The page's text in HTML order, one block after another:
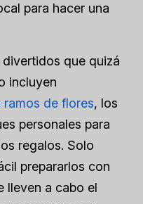
para hacer una
que quizá
incluyen
ramos de flores, los
personales para
regalos. Solo
prepararlos con
lleven a cabo el